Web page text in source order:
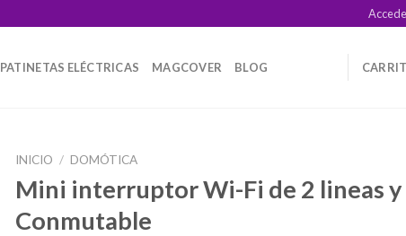
PATINETAS ELÉCTRICAS MAGCOVER BLOG
INICIO / DOMÓTICA
Mini interruptor Wi-Fi de 2 lineas y
Conmutable